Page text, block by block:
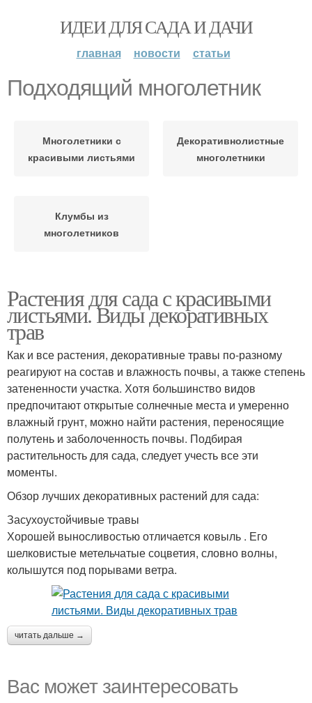
ИДЕИ ДЛЯ САДА И ДАЧИ
главная новости статьи
Подходящий многолетник
Многолетники с
красивыми листьями
Декоративнолистные
многолетники
Клумбы из
многолетников
Растения для сада с красивыми
листьями. Виды декоративных
трав
Как и все растения, декоративные травы по-разному
реагируют на состав и влажность почвы, а также степень
затененности участка. Хотя большинство видов
предпочитают открытые солнечные места и умеренно
влажный грунт, можно найти растения, переносящие
полутень и заболоченность почвы. Подбирая
растительность для сада, следует учесть все эти
моменты.
Обзор лучших декоративных растений для сада:
Засухоустойчивые травы
Хорошей выносливостью отличается ковыль . Его
шелковистые метельчатые соцветия, словно волны,
колышутся под порывами ветра.
читать дальше →
Вас может заинтересовать